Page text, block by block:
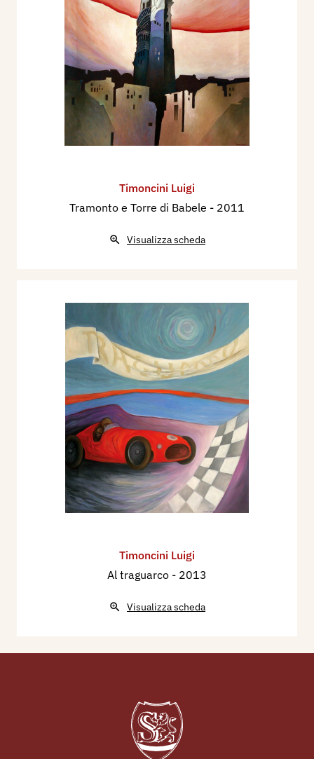
Timoncini Luigi
Tramonto e Torre di Babele - 2011
Visualizza scheda
Timoncini Luigi
Al traguarco - 2013
Visualizza scheda